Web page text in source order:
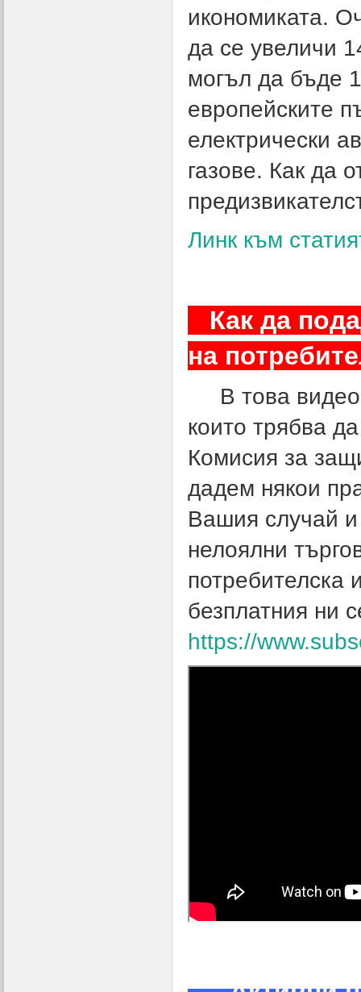
икономиката.
да се увеличи
могъл да бъде
европейските
електрически
газове. Как да
Линк към
Как да
на
В това видео
които трябва
Комисия за
дадем някои
Вашия случай и
нелоялни
безплатния ни
https://